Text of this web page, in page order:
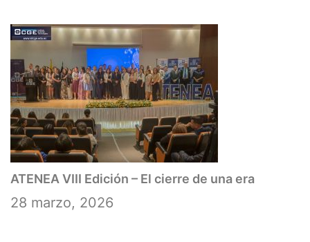
ATENEA VIII Edición – El cierre de una era
28 marzo, 2026